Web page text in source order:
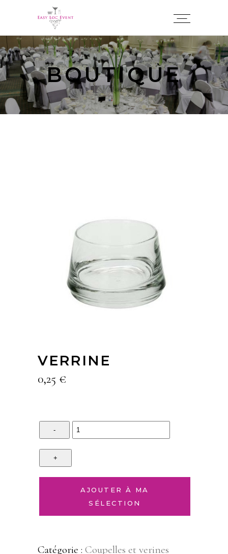
BOUTIQUE
VERRINE
0,25 €
Quantity
AJOUTER À MA
SÉLECTION
Catégorie : Coupelles et verines
Panneau de gestion des cookies